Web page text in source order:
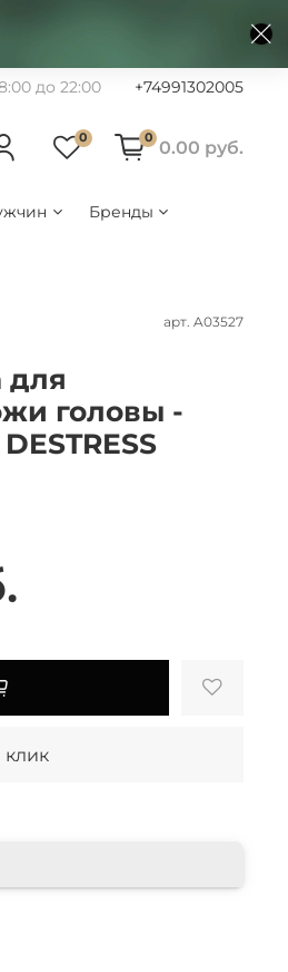
до 22:00 +74991302005
0 0 0.00 руб.
Бренды
арт. A03527
для
головы -
клик